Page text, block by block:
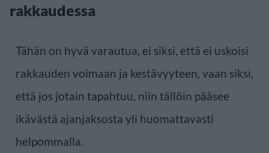
rakkaudessa
Tähän on hyvä varautua, ei siksi, että ei uskoisi
rakkauden voimaan ja kestävyyteen, vaan siksi,
että jos jotain tapahtuu, niin tällöin pääsee
ikävästä ajanjaksosta yli huomattavasti
helpommalla.